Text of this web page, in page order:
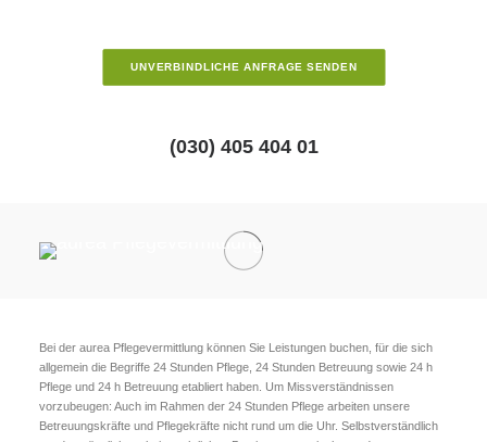
UNVERBINDLICHE ANFRAGE SENDEN
(030) 405 404 01
Bei der aurea Pflegevermittlung können Sie Leistungen buchen, für die sich
allgemein die Begriffe 24 Stunden Pflege, 24 Stunden Betreuung sowie 24 h
Pflege und 24 h Betreuung etabliert haben. Um Missverständnissen
vorzubeugen: Auch im Rahmen der 24 Stunden Pflege arbeiten unsere
Betreuungskräfte und Pflegekräfte nicht rund um die Uhr. Selbstverständlich